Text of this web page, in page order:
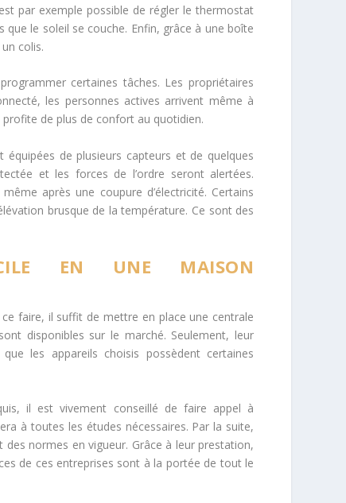
par exemple possible de régler le thermostat
que le soleil se couche. Enfin, grâce à une boîte
colis.
certaines tâches. Les propriétaires
les personnes actives arrivent même à
de plus de confort au quotidien.
de plusieurs capteurs et de quelques
et les forces de l’ordre seront alertées.
après une coupure d’électricité. Certains
brusque de la température. Ce sont des
EN UNE MAISON
faire, il suffit de mettre en place une centrale
disponibles sur le marché. Seulement, leur
les appareils choisis possèdent certaines
il est vivement conseillé de faire appel à
à toutes les études nécessaires. Par la suite,
normes en vigueur. Grâce à leur prestation,
de ces entreprises sont à la portée de tout le